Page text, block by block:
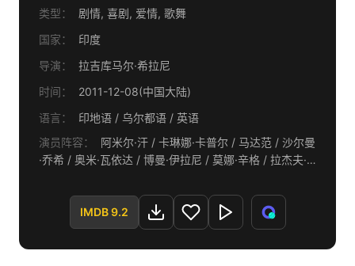
类型：
剧情, 喜剧, 爱情, 歌舞
国家：
印度
导演：
拉吉库马尔·希拉尼
时间：
2011-12-08(中国大陆)
语言：
印地语 / 乌尔都语 / 英语
演员阵容：
阿米尔·汗 / 卡琳娜·卡普尔 / 马达范 / 沙尔曼
·乔希 / 奥米·瓦依达 / 博曼·伊拉尼 / 莫娜·辛格 / 拉杰夫·
IMDB 9.2